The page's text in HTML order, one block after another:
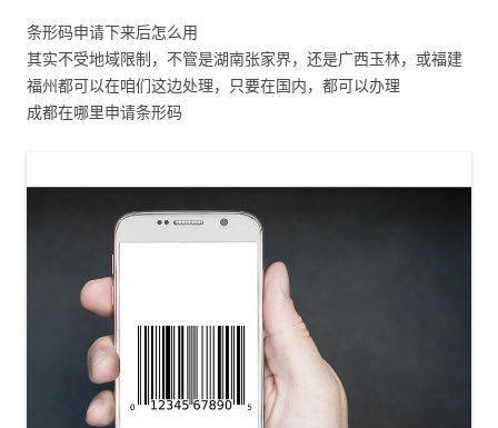
条形码申请下来后怎么用
其实不受地域限制，不管是湖南张家界，还是广西玉林，或福建
福州都可以在咱们这边处理，只要在国内，都可以办理
成都在哪里申请条形码